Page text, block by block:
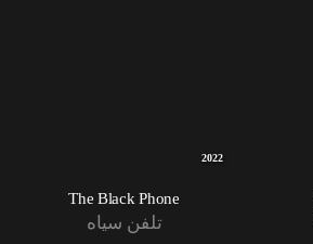
2022
The Black Phone
تلفن سیاه